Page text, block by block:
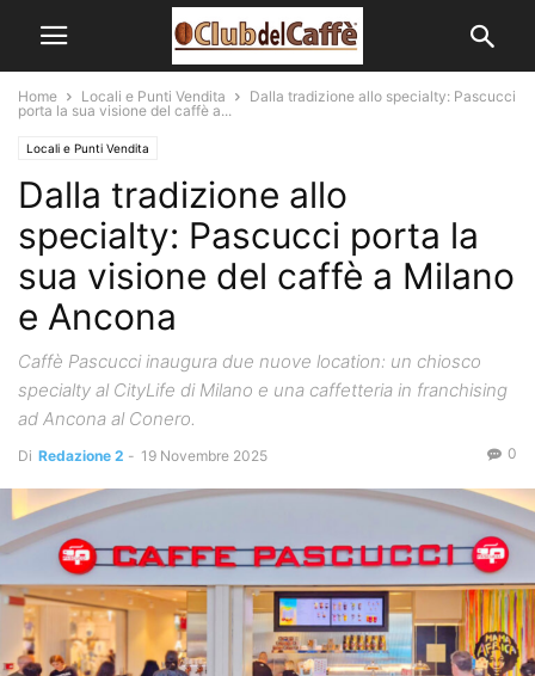
Home Locali e Punti Vendita
Dalla tradizione allo specialty: Pascucci
porta la sua visione del caffè a...
Locali e Punti Vendita
Dalla tradizione allo
specialty: Pascucci porta la
sua visione del caffè a Milano
e Ancona
Caffè Pascucci inaugura due nuove location: un chiosco
specialty al CityLife di Milano e una caffetteria in franchising
ad Ancona al Conero.
Di Redazione 2 - 19 Novembre 2025 0